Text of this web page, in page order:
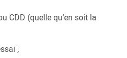
CDD (quelle qu’en soit la
;